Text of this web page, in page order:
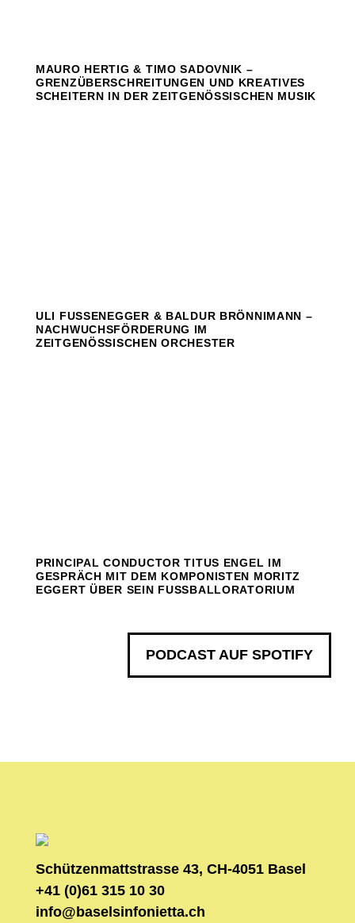
MAURO HERTIG & TIMO SADOVNIK –
GRENZÜBERSCHREITUNGEN UND KREATIVES
SCHEITERN IN DER ZEITGENÖSSISCHEN MUSIK
ULI FUSSENEGGER & BALDUR BRÖNNIMANN –
NACHWUCHSFÖRDERUNG IM
ZEITGENÖSSISCHEN ORCHESTER
PRINCIPAL CONDUCTOR TITUS ENGEL IM
GESPRÄCH MIT DEM KOMPONISTEN MORITZ
EGGERT ÜBER SEIN FUSSBALLORATORIUM
PODCAST AUF SPOTIFY
Schützenmattstrasse 43, CH-4051 Basel
+41 (0)61 315 10 30
info@baselsinfonietta.ch